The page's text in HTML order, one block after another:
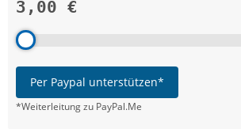
3,00 €
Per Paypal unterstützen*
*Weiterleitung zu PayPal.Me